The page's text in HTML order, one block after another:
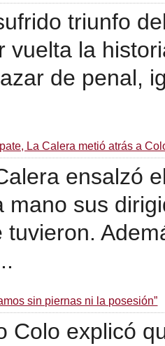
triunfo
vuelta la
de penal,
La Calera metió atrás a
ensalzó
mano sus
tuvieron.
sin piernas ni la posesión”
Colo explicó